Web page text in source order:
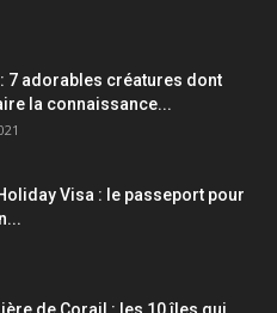
7 adorables créatures dont
la connaissance...
Visa : le passeport pour